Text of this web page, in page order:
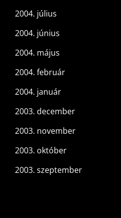
2004. július
2004. június
2004. május
2004. február
2004. január
2003. december
2003. november
2003. október
2003. szeptember